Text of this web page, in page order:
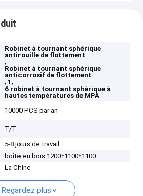
Robinet à tournant sphérique
antirouille de flottement
,
Robinet à tournant sphérique
anticorrosif de flottement
, 1,
6 robinet à tournant sphérique à
hautes températures de MPA
10000 PCS par an
T/T
5-8 jours de travail
boîte en bois 1200*1100*1100
La Chine
Regardez plus